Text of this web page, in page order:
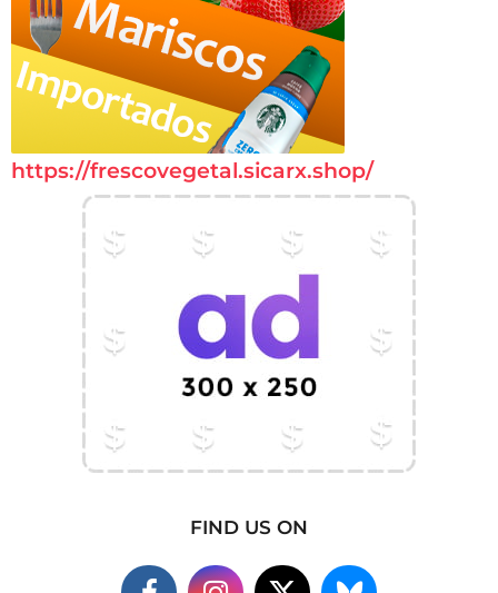
https://frescovegetal.sicarx.shop/
FIND US ON